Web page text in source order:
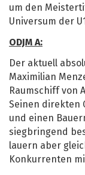
um den
Universum der
ODJM A:
Der aktuell
Maximilian
Raumschiff von
Seinen direkten
und einen
siegbringend
lauern aber
Konkurrenten